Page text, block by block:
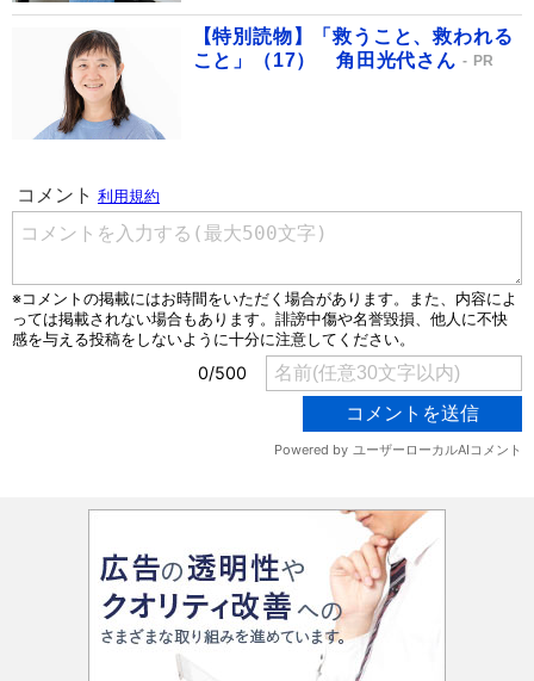
【特別読物】「救うこと、救われる
こと」（17） 角田光代さん
PR